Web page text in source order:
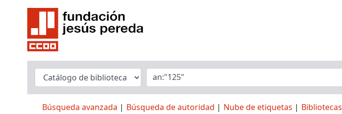
Búsqueda avanzada Búsqueda de autoridad Nube de etiquetas Bibliotecas